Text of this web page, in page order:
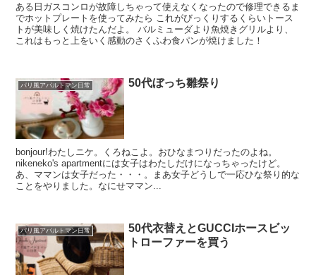
ある日ガスコンロが故障しちゃって使えなくなったので修理できるま
でホットプレートを使ってみたら これがびっくりするくらいトース
トが美味しく焼けたんだよ。 バルミューダより魚焼きグリルより、
これはもっと上をいく感動のさくふわ食パンが焼けました！
パリ風アパルトマン日常 50代ぼっち雛祭り
bonjour!わたしニケ。くろねこよ。おひなまつりだったのよね。
nikeneko's apartmentには女子はわたしだけになっちゃったけど。
あ、ママンは女子だった・・・。まあ女子どうしで一応ひな祭り的な
ことをやりました。なにせママン...
パリ風アパルトマン日常
50代衣替えとGUCCIホースビッ
トローファーを買う